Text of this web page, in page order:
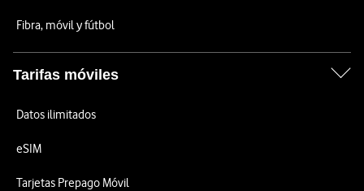
Fibra, móvil y fútbol
Tarifas móviles
Datos ilimitados
eSIM
Tarjetas Prepago Móvil